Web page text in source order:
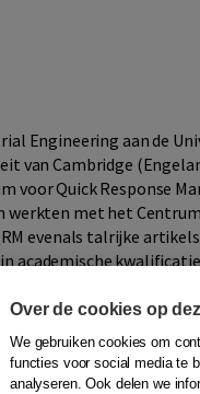
Engineering aan de
Cambridge
voor Quick Response
werkten met het
evenals talrijke
academische
waaronder
National Oilwell Varco,
Europa en het Verre
op de productie
LLC, een
Over de cookies op
We gebruiken cookies om
functies voor social media te
analyseren. Ook delen we